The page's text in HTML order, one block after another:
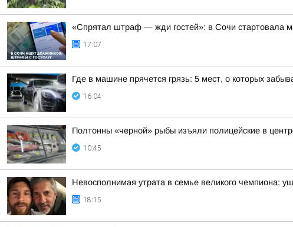
«Спрятал штраф — жди гостей»: в Сочи стартовала
17:07
Где в машине прячется грязь: 5 мест, о которых
16:04
Полтонны «черной» рыбы изъяли полицейские в
10:45
Невосполнимая утрата в семье великого чемпиона:
18:15